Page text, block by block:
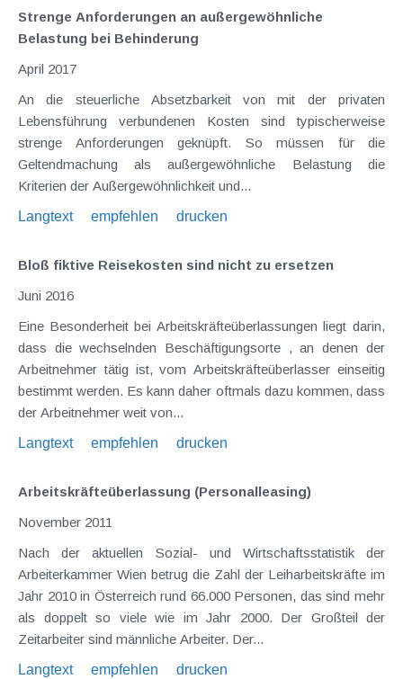
Strenge Anforderungen an außergewöhnliche
Belastung bei Behinderung
April 2017
An die steuerliche Absetzbarkeit von mit der privaten
Lebensführung verbundenen Kosten sind typischerweise
strenge Anforderungen geknüpft. So müssen für die
Geltendmachung als außergewöhnliche Belastung die
Kriterien der Außergewöhnlichkeit und...
Langtext
empfehlen drucken
Bloß fiktive Reisekosten sind nicht zu ersetzen
Juni 2016
Eine Besonderheit bei Arbeitskräfteüberlassungen liegt darin,
dass die wechselnden Beschäftigungsorte , an denen der
Arbeitnehmer tätig ist, vom Arbeitskräfteüberlasser einseitig
bestimmt werden. Es kann daher oftmals dazu kommen, dass
der Arbeitnehmer weit von...
Langtext
empfehlen drucken
Arbeitskräfteüberlassung (Personalleasing)
November 2011
Nach der aktuellen Sozial- und Wirtschaftsstatistik der
Arbeiterkammer Wien betrug die Zahl der Leiharbeitskräfte im
Jahr 2010 in Österreich rund 66.000 Personen, das sind mehr
als doppelt so viele wie im Jahr 2000. Der Großteil der
Zeitarbeiter sind männliche Arbeiter. Der...
Langtext
empfehlen drucken